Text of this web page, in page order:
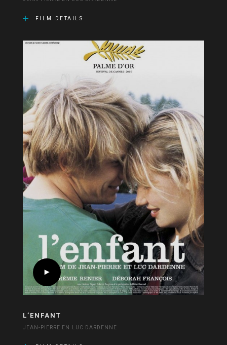
FILM DETAILS
L’ENFANT
JEAN-PIERRE EN LUC DARDENNE